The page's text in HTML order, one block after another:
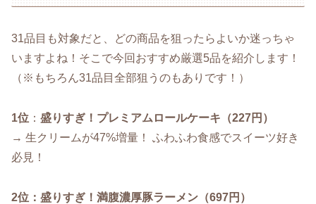
31品目も対象だと、どの商品を狙ったらよいか迷っちゃ
いますよね！そこで今回おすすめ厳選5品を紹介します！
（※もちろん31品目全部狙うのもありです！）
1位 ： 盛りすぎ！プレミアムロールケーキ（227円）
→ 生クリームが47%増量！ ふわふわ食感でスイーツ好き
必見！
2位：盛りすぎ！満腹濃厚豚ラーメン（697円）